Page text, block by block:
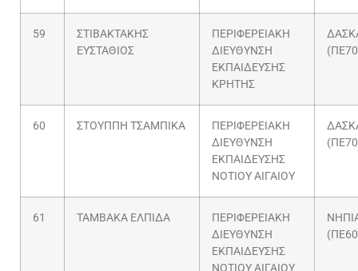
59
ΣΤΙΒΑΚΤΑΚΗΣ
ΕΥΣΤΑΘΙΟΣ
ΠΕΡΙΦΕΡΕΙΑΚΗ
ΔΙΕΥΘΥΝΣΗ
ΕΚΠΑΙΔΕΥΣΗΣ
ΚΡΗΤΗΣ
60 ΣΤΟΥΠΠΗ ΤΣΑΜΠΙΚΑ
ΠΕΡΙΦΕΡΕΙΑΚΗ
ΔΙΕΥΘΥΝΣΗ
ΕΚΠΑΙΔΕΥΣΗΣ
ΝΟΤΙΟΥ ΑΙΓΑΙΟΥ
61 ΤΑΜΒΑΚΑ ΕΛΠΙΔΑ
ΠΕΡΙΦΕΡΕΙΑΚΗ
ΔΙΕΥΘΥΝΣΗ
ΕΚΠΑΙΔΕΥΣΗΣ
ΝΟΤΙΟΥ ΑΙΓΑΙΟΥ